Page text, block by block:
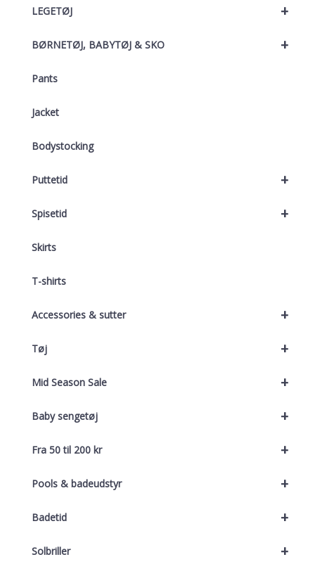
+
LEGETØJ
+
BØRNETØJ, BABYTØJ & SKO
Pants
Jacket
Bodystocking
+
Puttetid
+
Spisetid
Skirts
T-shirts
+
Accessories & sutter
+
Tøj
+
Mid Season Sale
+
Baby sengetøj
+
Fra 50 til 200 kr
+
Pools & badeudstyr
+
Badetid
+
Solbriller